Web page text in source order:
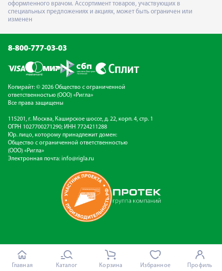
оформленного врачом. Ассортимент товаров, участвующих в
специальных предложениях и акциях, может быть ограничен или
изменен
8-800-777-03-03
Копирайт: © 2026 Общество с ограниченной
ответственностью (ООО) «Ригла»
Все права защищены
115201, г. Москва, Каширское шоссе, д. 22, корп. 4, стр. 1
ОГРН 1027700271290; ИНН 7724211288
Юр. лицо, которому принадлежит домен:
Общество с ограниченной ответственностью
(ООО) «Ригла»
Электронная почта: info@rigla.ru
Главная Каталог Корзина Избранное Профиль